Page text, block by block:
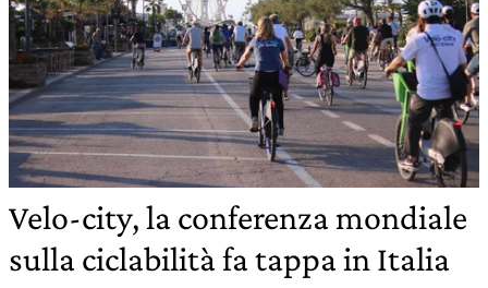
Velo-city, la conferenza mondiale
sulla ciclabilità fa tappa in Italia